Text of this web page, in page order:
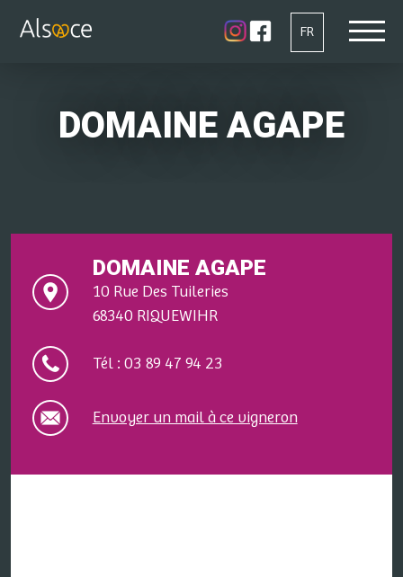
FR
DOMAINE AGAPE
DOMAINE AGAPE
10 Rue Des Tuileries
68340 RIQUEWIHR
Tél : 03 89 47 94 23
Envoyer un mail à ce vigneron